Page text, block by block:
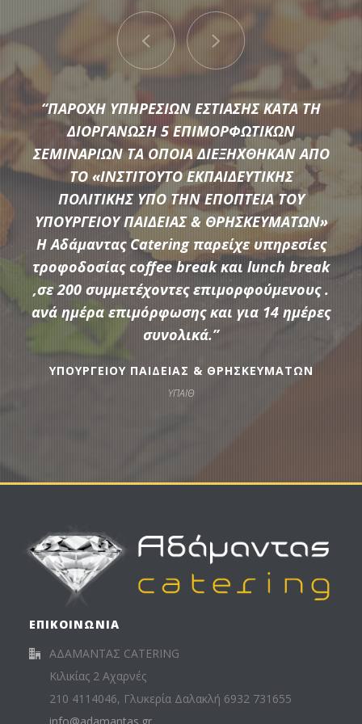
Μια μεγάλη ποικιλία από τις πιο σύγχρονες προτάσεις της
αγοράς συνθέτουν τον εξοπλισμό που διαθέτει η
Αδάμαντας Catering για να υποστηρίξουμε τις ξεχωριστές
ανάγκες κάθε εκδήλωσης.
ΠΕΡΙΣΣΟΤΕΡΑ
“ΠΑΡΟΧΗ ΥΠΗΡΕΣΙΩΝ ΕΣΤΙΑΣΗΣ ΚΑΤΑ ΤΗ
ΔΙΟΡΓΑΝΩΣΗ 5 ΕΠΙΜΟΡΦΩΤΙΚΩΝ
ΣΕΜΙΝΑΡΙΩΝ ΤΑ ΟΠΟΙΑ ΔΙΕΞΗΧΘΗΚΑΝ ΑΠΟ
ΤΟ «ΙΝΣΤΙΤΟΥΤΟ ΕΚΠΑΙΔΕΥΤΙΚΗΣ
ΠΟΛΙΤΙΚΗΣ ΥΠΟ ΤΗΝ ΕΠΟΠΤΕΙΑ ΤΟΥ
ΥΠΟΥΡΓΕΙΟΥ ΠΑΙΔΕΙΑΣ & ΘΡΗΣΚΕΥΜΑΤΩΝ»
Η Αδάμαντας Catering παρείχε υπηρεσίες
τροφοδοσίας coffee break και lunch break
,σε 200 συμμετέχοντες επιμορφούμενους .
ανά ημέρα επιμόρφωσης και για 14 ημέρες
συνολικά.”
ΥΠΟΥΡΓΕΙΟΥ ΠΑΙΔΕΙΑΣ & ΘΡΗΣΚΕΥΜΑΤΩΝ
ΥΠΑΙΘ
ΕΠΙΚΟΙΝΩΝΙΑ
ΑΔΑΜΑΝΤΑΣ CATERING
Κιλικίας 2 Αχαρνές
210 4114046, Γλυκερία Δαλακλή 6932 731655